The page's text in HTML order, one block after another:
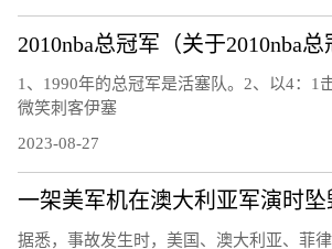
1、1990年的总冠军是活塞队。2、以4：1
微笑刺客伊塞
2023-08-27
一架美军机在澳大利亚军演时坠
据悉，事故发生时，美国、澳大利亚、菲